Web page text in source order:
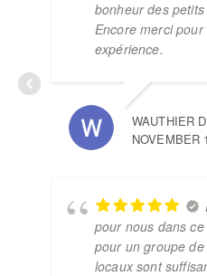
bonheur des
Encore merci
expérience.
WAUTHIER
NOVEMBER
pour nous dans
pour un groupe
locaux sont